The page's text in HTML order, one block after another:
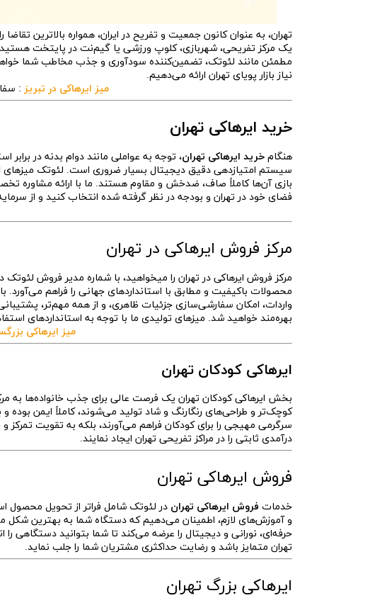
تهران، به عنوان کانون جمعیت و تفریح در ایران، همواره بالاترین
یک مرکز تفریحی، شهربازی، کلوپ ورزشی یا گیم‌نت در پایتخت هستید،
مطمئن مانند لئوتک، تضمین‌کننده سودآوری و جذب مخاطب شما
نیاز بازار پویای تهران ارائه می‌دهیم.
میز ایرهاکی در تبریز :
خرید ایرهاکی تهران
هنگامخرید ایرهاکی تهران، توجه به عواملی مانند دوام بدنه در
سیستم امتیازدهی دقیق دیجیتال بسیار ضروری است. لئوتک
بازی آن‌ها کاملاً صاف، ضدخش و مقاوم هستند. ما با ارائه مشاوره
فضای خود در تهران و بودجه در نظر گرفته شده انتخاب کنید و از
مرکز فروش ایرهاکی در تهران
مرکز فروش ایرهاکی در تهران را میخواهید، با شماره مدیر فروش
محصولات باکیفیت و مطابق با استانداردهای جهانی را فراهم می‌آورد.
واردات، امکان سفارشی‌سازی جزئیات ظاهری، و از همه مهم‌تر،
بهره‌مند خواهید شد. میزهای تولیدی ما با توجه به استانداردهای
میز ایرهاکی
ایرهاکی کودکان تهران
بخش ایرهاکی کودکان تهران یک فرصت عالی برای جذب خانواده‌ها به
کوچک‌تر و طراحی‌های رنگارنگ و شاد تولید می‌شوند، کاملاً ایمن بوده
سرگرمی مهیجی را برای کودکان فراهم می‌آورند، بلکه به تقویت
درآمدی ثابتی را در مراکز تفریحی تهران ایجاد نمایند.
فروش ایرهاکی تهران
خدمات فروش ایرهاکی تهران در لئوتک شامل فراتر از تحویل محصول
و آموزش‌های لازم، اطمینان می‌دهیم که دستگاه شما به بهترین شکل
حرفه‌ای، نورانی و دیجیتال را عرضه می‌کند تا شما بتوانید دستگاهی را
تهران متمایز باشد و رضایت حداکثری مشتریان شما را جلب نماید.
ایرهاکی بزرگ تهران